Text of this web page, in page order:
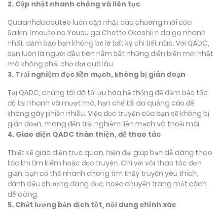
2. Cập nhật nhanh chóng và liên tục
Quaanhdaocuteo luôn cập nhật các chương mới của
Saikin, Imouto no Yousu ga Chotto Okashii n da ga nhanh
nhất, đảm bảo bạn không bỏ lỡ bất kỳ chi tiết nào. Với QADC,
bạn luôn là người đầu tiên nắm bắt những diễn biến mới nhất
mà không phải chờ đợi quá lâu.
3. Trải nghiệm đọc liền mạch, không bị gián đoạn
Tại QADC, chúng tôi đã tối ưu hóa hệ thống để đảm bảo tốc
độ tải nhanh và mượt mà, hạn chế tối đa quảng cáo để
không gây phiền nhiễu. Việc đọc truyện của bạn sẽ không bị
gián đoạn, mang đến trải nghiệm liền mạch và thoải mái.
4. Giao diện QADC thân thiện, dễ thao tác
Thiết kế giao diện trực quan, hiện đại giúp bạn dễ dàng thao
tác khi tìm kiếm hoặc đọc truyện. Chỉ với vài thao tác đơn
giản, bạn có thể nhanh chóng tìm thấy truyện yêu thích,
đánh dấu chương đang đọc, hoặc chuyển trang một cách
dễ dàng.
5. Chất lượng bản dịch tốt, nội dung chính xác